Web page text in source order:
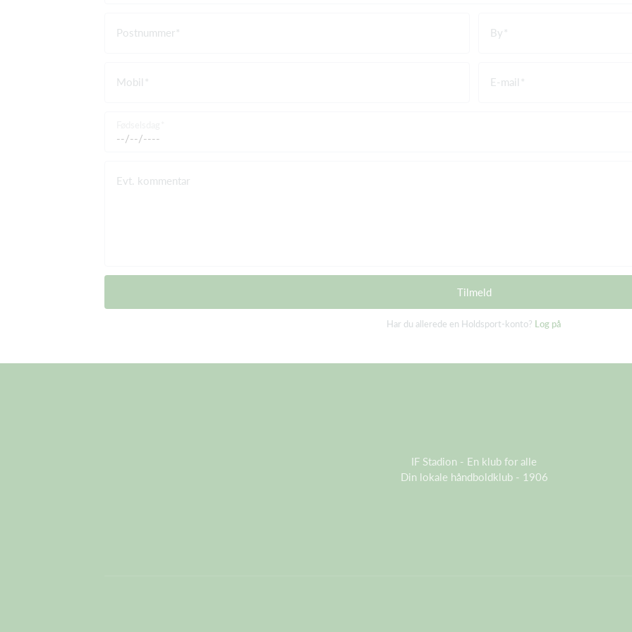
Postnummer By
Mobil E-mail
Evt. kommentar
Tilmeld
Har du allerede en Holdsport-konto? Log på
IF Stadion - En klub for alle
Din lokale håndboldklub - 1906